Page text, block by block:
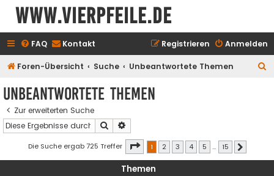
www.vierpfeile.de
FAQ Kontakt Anmelden
Registrieren
Foren-Übersicht Suche Unbeantwortete Themen
Unbeantwortete Themen
Zur erweiterten Suche
Suche
Die Suche ergab 725 Treffer Seite von15
1 2 3 4 5 … 15
Themen